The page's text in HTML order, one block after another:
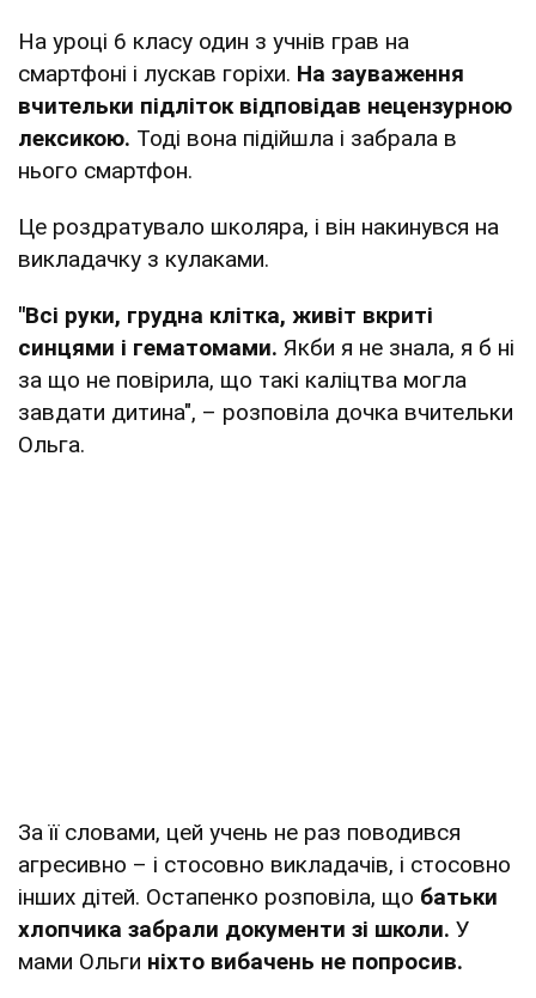
На уроці 6 класу один з учнів грав на
смартфоні і лускав горіхи. На зауваження
вчительки підліток відповідав нецензурною
лексикою. Тоді вона підійшла і забрала в
нього смартфон.
Це роздратувало школяра, і він накинувся на
викладачку з кулаками.
"Всі руки, грудна клітка, живіт вкриті
синцями і гематомами. Якби я не знала, я б ні
за що не повірила, що такі каліцтва могла
завдати дитина", – розповіла дочка вчительки
Ольга.
За її словами, цей учень не раз поводився
агресивно – і стосовно викладачів, і стосовно
інших дітей. Остапенко розповіла, що батьки
хлопчика забрали документи зі школи. У
мами Ольги ніхто вибачень не попросив.